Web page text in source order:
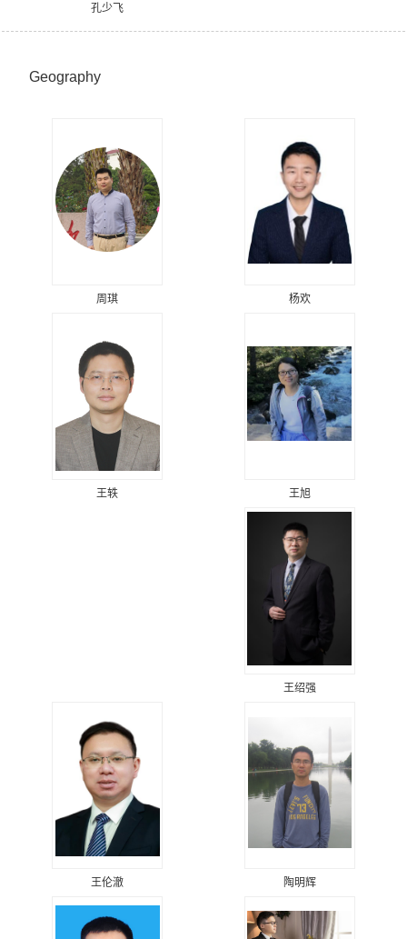
孔少飞
Geography
周琪 杨欢
王轶 王旭
王绍强
王伦澈 陶明辉